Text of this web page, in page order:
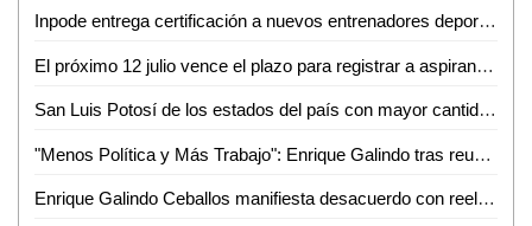
Inpode entrega certificación a nuevos entrenadores deportivos
El próximo 12 julio vence el plazo para registrar a aspirantes a recibir el reconocimiento "Matilde Cabrera Ipiña de Corsi" 2024
San Luis Potosí de los estados del país con mayor cantidad de regularizaciones de vehículos extranjeros
"Menos Política y Más Trabajo": Enrique Galindo tras reunión con el Gobernador Ricardo Gallardo
Enrique Galindo Ceballos manifiesta desacuerdo con reelección de Alejandro Moreno